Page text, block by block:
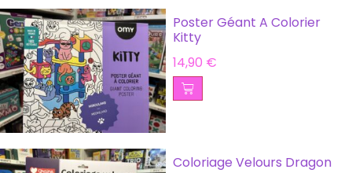
Poster Géant A Colorier
Kitty
14,90 €
Coloriage Velours Dragon